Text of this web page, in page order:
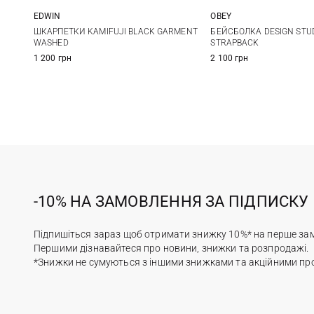
One size
EDWIN
ШКАРПЕТКИ KAMIFUJI BLACK GARMENT
WASHED
1 200 грн
One size
OBEY
БЕЙСБОЛКА DESIGN
STRAPBACK
2 100 грн
-10% НА ЗАМОВЛЕННЯ ЗА ПІДПИСКУ
Підпишіться зараз щоб отримати знижку 10%* на перше
Першими дізнавайтеся про новини, знижки та розпродажі.
*Знижки не сумуються з іншими знижками та акційними